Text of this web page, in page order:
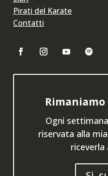
Pirati del Karate
Contatti
Ogni
riservata alla
riceverla